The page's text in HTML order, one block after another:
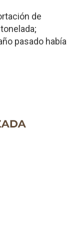
de
pasado había